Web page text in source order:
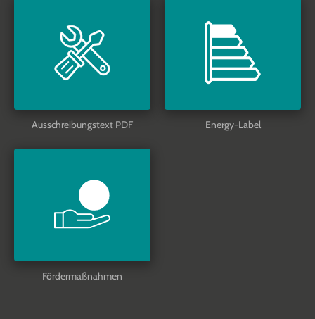
Ausschreibungstext PDF Energy-Label
Fördermaßnahmen